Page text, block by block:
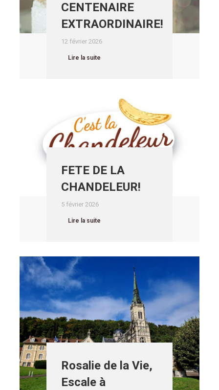
CENTENAIRE
EXTRAORDINAIRE!
12 février 2026
Lire la suite
FETE DE LA
CHANDELEUR!
5 février 2026
Lire la suite
Rosalie de la Vie,
Escale à